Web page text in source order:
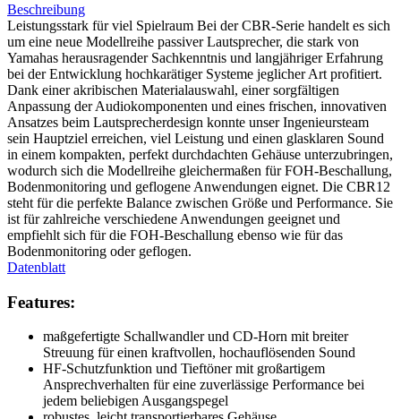
Beschreibung
Leistungsstark für viel Spielraum Bei der CBR-Serie handelt es sich
um eine neue Modellreihe passiver Lautsprecher, die stark von
Yamahas herausragender Sachkenntnis und langjähriger Erfahrung
bei der Entwicklung hochkarätiger Systeme jeglicher Art profitiert.
Dank einer akribischen Materialauswahl, einer sorgfältigen
Anpassung der Audiokomponenten und eines frischen, innovativen
Ansatzes beim Lautsprecherdesign konnte unser Ingenieursteam
sein Hauptziel erreichen, viel Leistung und einen glasklaren Sound
in einem kompakten, perfekt durchdachten Gehäuse unterzubringen,
wodurch sich die Modellreihe gleichermaßen für FOH-Beschallung,
Bodenmonitoring und geflogene Anwendungen eignet. Die CBR12
steht für die perfekte Balance zwischen Größe und Performance. Sie
ist für zahlreiche verschiedene Anwendungen geeignet und
empfiehlt sich für die FOH-Beschallung ebenso wie für das
Bodenmonitoring oder geflogen.
Datenblatt
Features:
maßgefertigte Schallwandler und CD-Horn mit breiter
Streuung für einen kraftvollen, hochauflösenden Sound
HF-Schutzfunktion und Tieftöner mit großartigem
Ansprechverhalten für eine zuverlässige Performance bei
jedem beliebigen Ausgangspegel